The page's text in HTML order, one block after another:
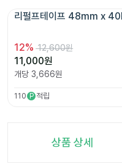
12% 12,600원
11,000원
개당 3,666원
110 P 적립
상품 상세